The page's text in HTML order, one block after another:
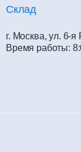
Склад
г. Москва, ул. 6-я
Время работы: